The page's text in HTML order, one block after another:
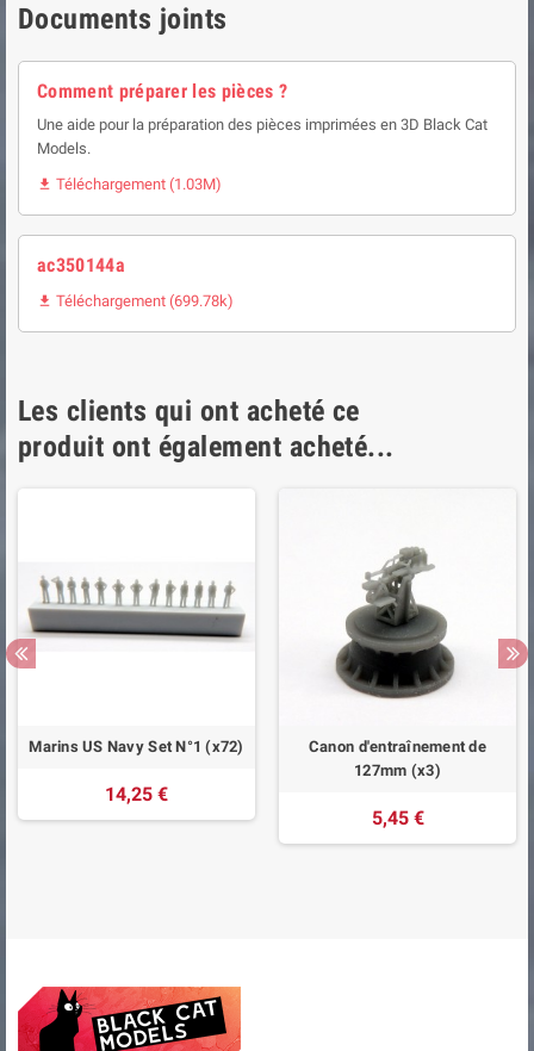
Documents joints
Comment préparer les pièces ?
Une aide pour la préparation des pièces imprimées en 3D Black Cat
Models.
 Téléchargement (1.03M)
ac350144a
 Téléchargement (699.78k)
Les clients qui ont acheté ce
produit ont également acheté...
Marins US Navy Set N°1 (x72)
14,25 €
Canon d'entraînement de
127mm (x3)
5,45 €